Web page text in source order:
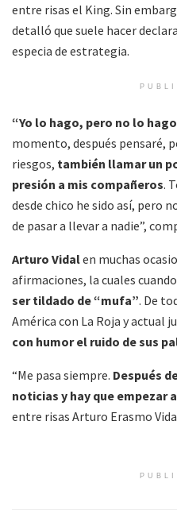
entre risas el King. Sin
detalló que suele hacer
especia de estrategia.
“Yo lo hago, pero no lo
momento, después pensaré,
riesgos, también llamar un
presión a mis compañeros.
desde chico he sido así, pero
de pasar a llevar a nadie”,
Arturo Vidalen muchas
afirmaciones, la cuales
ser tildado de “mufa”. De
América con La Roja y actual
con humor el ruido de sus
“Me pasa siempre. Después
noticias y hay que empezar
entre risas Arturo Erasmo